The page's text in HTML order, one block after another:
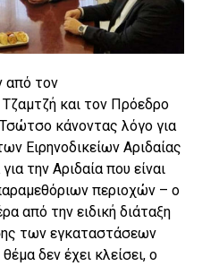
από τον
Τζαμτζή και τον Πρόεδρο
κάνοντας λόγο για
Ειρηνοδικείων Αριδαίας
την Αριδαία που είναι
περιοχών – ο
από την ειδική διάταξη
των εγκαταστάσεων
δεν έχει κλείσει, ο